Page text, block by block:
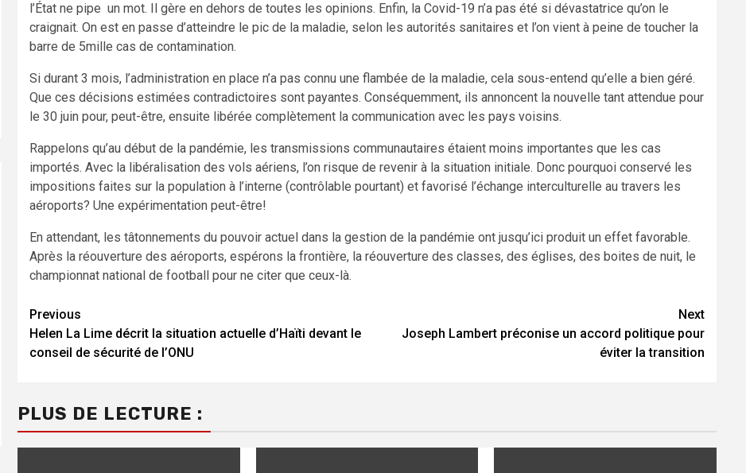
l’État ne pipe un mot. Il gère en dehors de toutes les opinions. Enfin, la Covid-19 n’a pas été si dévastatrice qu’on le
craignait. On est en passe d’atteindre le pic de la maladie, selon les autorités sanitaires et l’on vient à peine de toucher la
barre de 5mille cas de contamination.
Si durant 3 mois, l’administration en place n’a pas connu une flambée de la maladie, cela sous-entend qu’elle a bien géré.
Que ces décisions estimées contradictoires sont payantes. Conséquemment, ils annoncent la nouvelle tant attendue pour
le 30 juin pour, peut-être, ensuite libérée complètement la communication avec les pays voisins.
Rappelons qu’au début de la pandémie, les transmissions communautaires étaient moins importantes que les cas
importés. Avec la libéralisation des vols aériens, l’on risque de revenir à la situation initiale. Donc pourquoi conservé les
impositions faites sur la population à l’interne (contrôlable pourtant) et favorisé l’échange interculturelle au travers les
aéroports? Une expérimentation peut-être!
En attendant, les tâtonnements du pouvoir actuel dans la gestion de la pandémie ont jusqu’ici produit un effet favorable.
Après la réouverture des aéroports, espérons la frontière, la réouverture des classes, des églises, des boites de nuit, le
championnat national de football pour ne citer que ceux-là.
Continue
Reading
Previous
Helen La Lime décrit la situation actuelle d’Haïti devant le
conseil de sécurité de l’ONU
Next
Joseph Lambert préconise un accord politique pour
éviter la transition
PLUS DE LECTURE :